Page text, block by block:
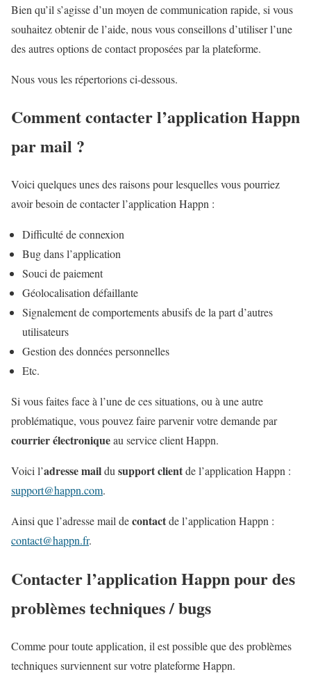
Bien qu’il s’agisse d’un moyen de communication rapide, si vous
souhaitez obtenir de l’aide, nous vous conseillons d’utiliser l’une
des autres options de contact proposées par la plateforme.
Nous vous les répertorions ci-dessous.
Comment contacter l’application Happn
par mail ?
Voici quelques unes des raisons pour lesquelles vous pourriez
avoir besoin de contacter l’application Happn :
Difficulté de connexion
Bug dans l’application
Souci de paiement
Géolocalisation défaillante
Signalement de comportements abusifs de la part d’autres
utilisateurs
Gestion des données personnelles
Etc.
Si vous faites face à l’une de ces situations, ou à une autre
problématique, vous pouvez faire parvenir votre demande par
courrier électroniqueau service client Happn.
Voici l’adresse maildusupport clientde l’application Happn :
support@happn.com.
Ainsi que l’adresse mail decontactde l’application Happn :
contact@happn.fr.
Contacter l’application Happn pour des
problèmes techniques / bugs
Comme pour toute application, il est possible que des problèmes
techniques surviennent sur votre plateforme Happn.